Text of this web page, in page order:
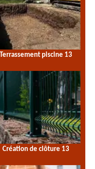
Terrassement piscine 13
Création de clôture 13